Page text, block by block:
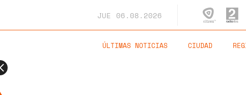
JUE 06.08.2026
ÚLTIMAS NOTICIAS CIUDAD